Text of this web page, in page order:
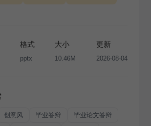
条款，禁止任何形式的转让、出售或出租，未
任何人不得擅自转载和分发，否则将接照我
格式
pptx
大小
10.46M
更新
2026-08-04
创意风 毕业答辩 毕业论文答辩